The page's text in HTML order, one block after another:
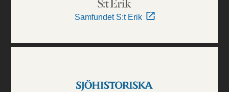
Samfundet S:t Erik